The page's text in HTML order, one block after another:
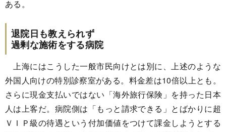
ある。
退院日も教えられず
過剰な施術をする病院
上海にはこうした一般市民向けとは別に、上述のような
外国人向けの特別診察室がある。料金差は10倍以上とも。
さらに現金支払いではない「海外旅行保険」を持った日本
人は上客だ。病院側は「もっと請求できる」とばかりに超
ＶＩＰ級の待遇という付加価値をつけて課金しようとする